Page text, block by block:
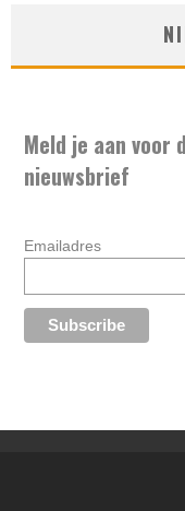
Meld je aan voor
nieuwsbrief
Emailadres